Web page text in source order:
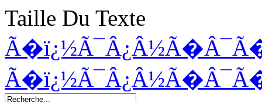
Taille Du Texte